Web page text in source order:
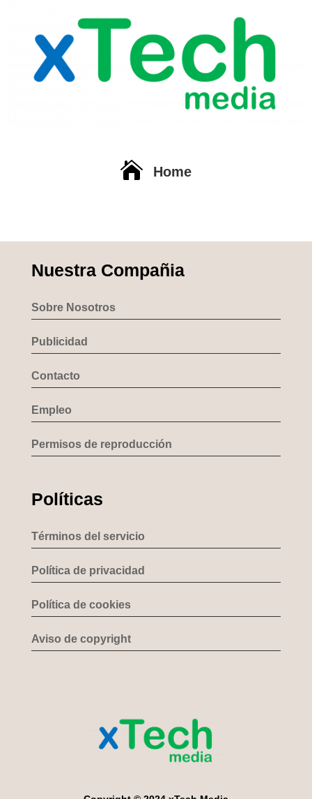
 Home
Nuestra Compañia
Sobre Nosotros
Publicidad
Contacto
Empleo
Permisos de reproducción
Políticas
Términos del servicio
Política de privacidad
Política de cookies
Aviso de copyright